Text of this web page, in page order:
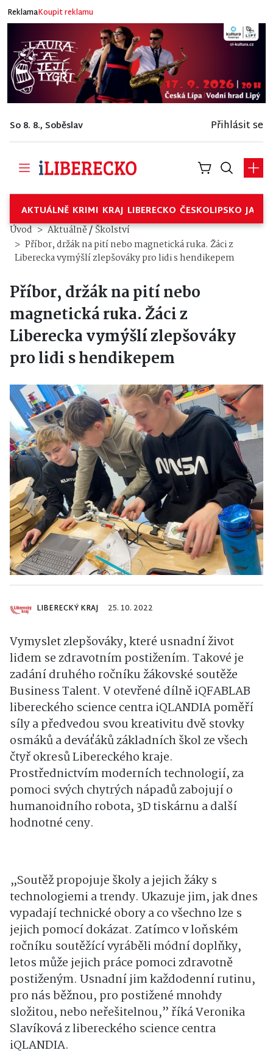
ReklamaKoupit reklamu
So 8. 8., Soběslav Přihlásit se
AKTUÁLNĚ KRIMI KRAJ LIBERECKO ČESKOLIPSKO
Úvod Aktuálně/Školství
Příbor, držák na pití nebo magnetická ruka. Žáci z
Liberecka vymýšlí zlepšováky pro lidi s hendikepem
Příbor, držák na pití nebo
magnetická ruka. Žáci z
Liberecka vymýšlí zlepšováky
pro lidi s hendikepem
LIBERECKÝ KRAJ 25. 10. 2022
Vymyslet zlepšováky, které usnadní život
lidem se zdravotním postižením. Takové je
zadání druhého ročníku žákovské soutěže
Business Talent. V otevřené dílně iQFABLAB
libereckého science centra iQLANDIA poměří
síly a předvedou svou kreativitu dvě stovky
osmáků a deváťáků základních škol ze všech
čtyř okresů Libereckého kraje.
Prostřednictvím moderních technologií, za
pomoci svých chytrých nápadů zabojují o
humanoidního robota, 3D tiskárnu a další
hodnotné ceny.
„Soutěž propojuje školy a jejich žáky s
technologiemi a trendy. Ukazuje jim, jak dnes
vypadají technické obory a co všechno lze s
jejich pomocí dokázat. Zatímco v loňském
ročníku soutěžící vyráběli módní doplňky,
letos může jejich práce pomoci zdravotně
postiženým. Usnadní jim každodenní rutinu,
pro nás běžnou, pro postižené mnohdy
složitou, nebo neřešitelnou,” říká Veronika
Slavíková z libereckého science centra
iQLANDIA.